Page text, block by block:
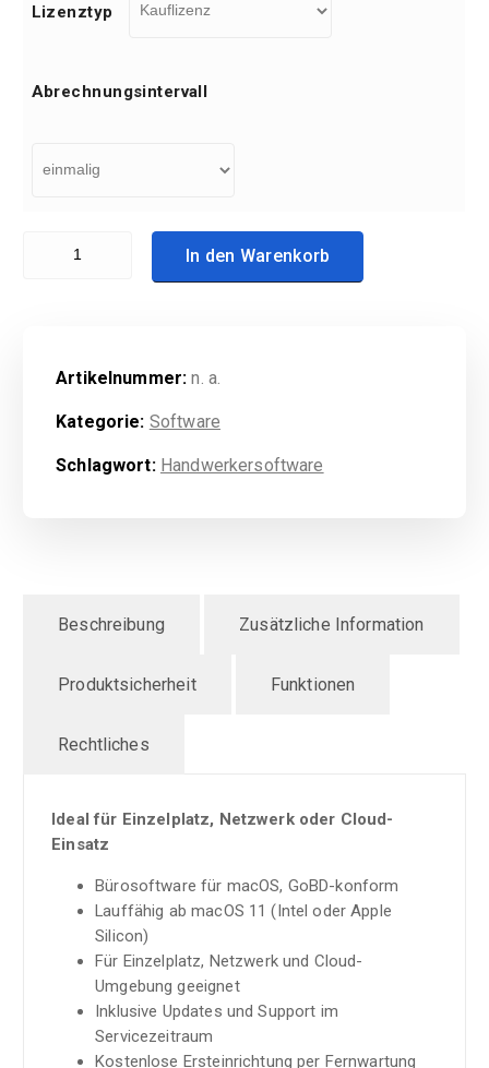
Lizenztyp
Abrechnungsintervall
In den Warenkorb
Artikelnummer:n. a.
Kategorie: Software
Schlagwort: Handwerkersoftware
Beschreibung Zusätzliche Information
Produktsicherheit Funktionen
Rechtliches
Ideal für Einzelplatz, Netzwerk oder Cloud-
Einsatz
Bürosoftware für macOS, GoBD-konform
Lauffähig ab macOS 11 (Intel oder Apple
Silicon)
Für Einzelplatz, Netzwerk und Cloud-
Umgebung geeignet
Inklusive Updates und Support im
Servicezeitraum
Kostenlose Ersteinrichtung per Fernwartung